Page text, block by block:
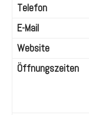
Telefon
E-Mail
Website
Öffnungszeiten